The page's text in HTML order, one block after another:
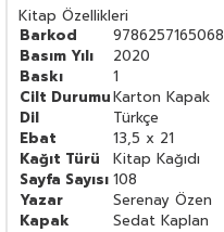
Kitap Özellikleri
Barkod
9786257165068
Basım Yılı
2020
Baskı
1
Cilt DurumuKarton Kapak
Dil
Türkçe
Ebat
13,5 x 21
Kağıt Türü
Kitap Kağıdı
Sayfa Sayısı 108
Yazar
Serenay Özen
Kapak
Sedat Kaplan